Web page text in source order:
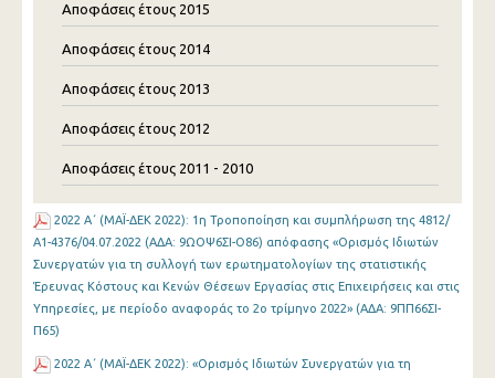
Αποφάσεις έτους 2015
Αποφάσεις έτους 2014
Αποφάσεις έτους 2013
Αποφάσεις έτους 2012
Αποφάσεις έτους 2011 - 2010
2022 Α΄ (MAΪ-ΔΕΚ 2022): 1η Τροποποίηση και συμπλήρωση της 4812/
Α1-4376/04.07.2022 (ΑΔΑ: 9ΩΟΨ6ΣΙ-Ο86) απόφασης «Ορισμός Ιδιωτών
Συνεργατών για τη συλλογή των ερωτηματολογίων της στατιστικής
Έρευνας Κόστους και Κενών Θέσεων Εργασίας στις Επιχειρήσεις και στις
Υπηρεσίες, με περίοδο αναφοράς το 2ο τρίμηνο 2022» (ΑΔΑ: 9ΠΠ66ΣΙ-
Π65)
2022 Α΄ (MAΪ-ΔΕΚ 2022): «Ορισμός Ιδιωτών Συνεργατών για τη